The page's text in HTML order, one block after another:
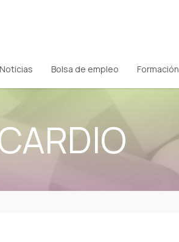
Noticias Bolsa de empleo Formación